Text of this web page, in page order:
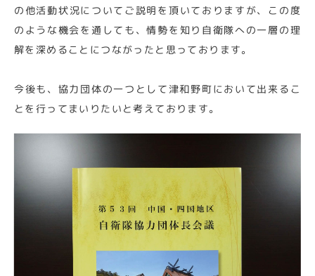
の他活動状況についてご説明を頂いておりますが、この度
のような機会を通しても、情勢を知り自衛隊への一層の理
解を深めることにつながったと思っております。
今後も、協力団体の一つとして津和野町において出来るこ
とを行ってまいりたいと考えております。